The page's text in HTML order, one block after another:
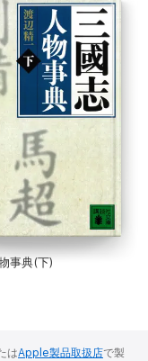
事典(下)
はApple製品取扱店で製